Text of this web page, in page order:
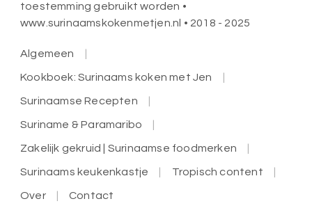
toestemming gebruikt worden •
www.surinaamskokenmetjen.nl • 2018 - 2025
Algemeen
Kookboek: Surinaams koken met Jen
Surinaamse Recepten
Suriname & Paramaribo
Zakelijk gekruid | Surinaamse foodmerken
Surinaams keukenkastje Tropisch content
Over Contact